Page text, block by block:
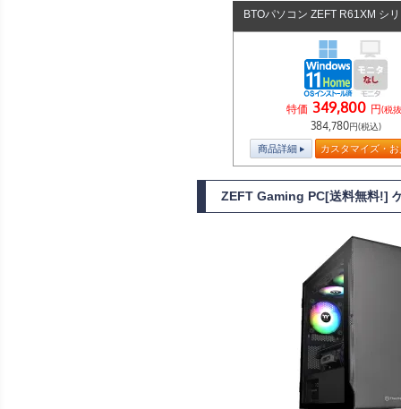
BTOパソコン ZEFT R61XM シ
特価 349,800 円(税
384,780円(税込)
商品詳細 カスタマイズ・
ZEFT Gaming PC[送料無料!]